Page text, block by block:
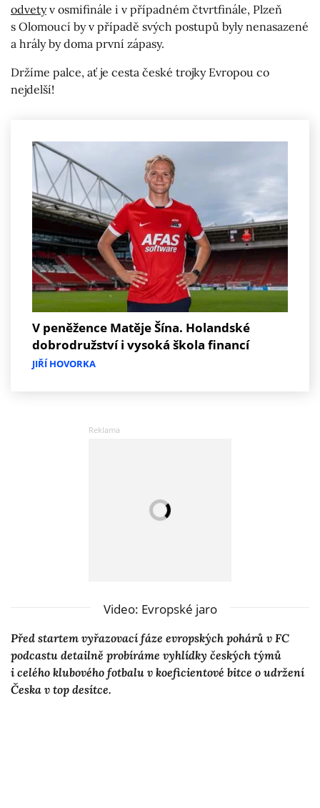
odvetyv osmifinále i v případném čtvrtfinále, Plzeň
s Olomoucí by v případě svých postupů byly nenasazené
a hrály by doma první zápasy.
Držíme palce, ať je cesta české trojky Evropou co
nejdelší!
V peněžence Matěje Šína. Holandské
dobrodružství i vysoká škola financí
JIŘÍ HOVORKA
Video: Evropské jaro
Před startem vyřazovací fáze evropských pohárů v FC
podcastu detailně probíráme vyhlídky českých týmů
i celého klubového fotbalu v koeficientové bitce o udržení
Česka v top desítce.